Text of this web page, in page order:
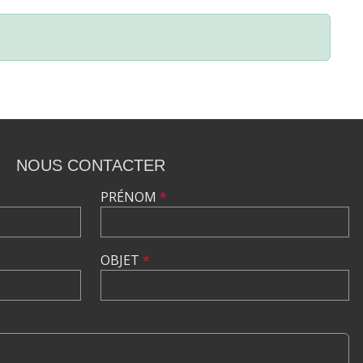
NOUS CONTACTER
PRÉNOM *
OBJET *